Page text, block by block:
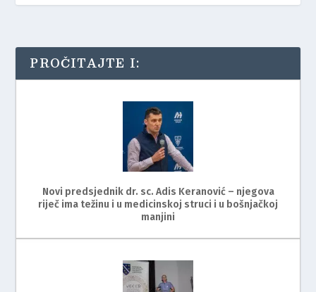
PROČITAJTE I:
Novi predsjednik dr. sc. Adis Keranović – njegova
riječ ima težinu i u medicinskoj struci i u bošnjačkoj
manjini